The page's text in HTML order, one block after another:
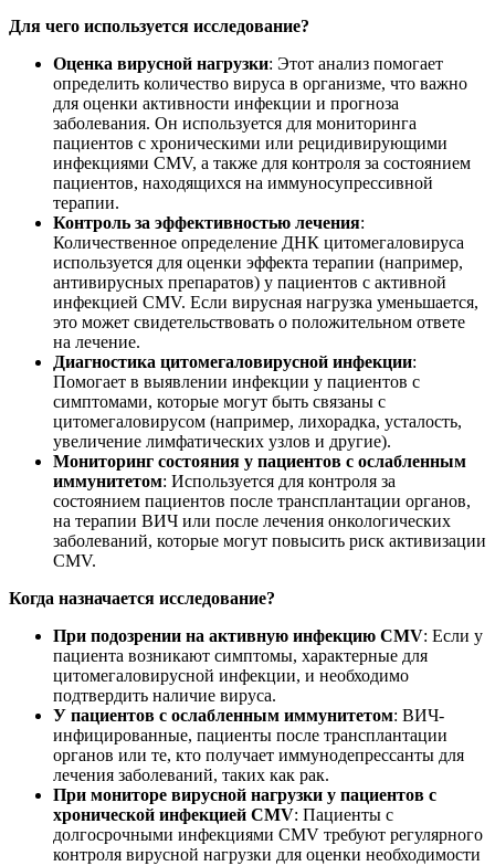
Для чего используется исследование?
Оценка вирусной нагрузки: Этот анализ помогает
определить количество вируса в организме, что важно
для оценки активности инфекции и прогноза
заболевания. Он используется для мониторинга
пациентов с хроническими или рецидивирующими
инфекциями CMV, а также для контроля за состоянием
пациентов, находящихся на иммуносупрессивной
терапии.
Контроль за эффективностью лечения:
Количественное определение ДНК цитомегаловируса
используется для оценки эффекта терапии (например,
антивирусных препаратов) у пациентов с активной
инфекцией CMV. Если вирусная нагрузка уменьшается,
это может свидетельствовать о положительном ответе
на лечение.
Диагностика цитомегаловирусной инфекции:
Помогает в выявлении инфекции у пациентов с
симптомами, которые могут быть связаны с
цитомегаловирусом (например, лихорадка, усталость,
увеличение лимфатических узлов и другие).
Мониторинг состояния у пациентов с ослабленным
иммунитетом: Используется для контроля за
состоянием пациентов после трансплантации органов,
на терапии ВИЧ или после лечения онкологических
заболеваний, которые могут повысить риск активизации
CMV.
Когда назначается исследование?
При подозрении на активную инфекцию CMV: Если у
пациента возникают симптомы, характерные для
цитомегаловирусной инфекции, и необходимо
подтвердить наличие вируса.
У пациентов с ослабленным иммунитетом: ВИЧ-
инфицированные, пациенты после трансплантации
органов или те, кто получает иммунодепрессанты для
лечения заболеваний, таких как рак.
При мониторе вирусной нагрузки у пациентов с
хронической инфекцией CMV: Пациенты с
долгосрочными инфекциями CMV требуют регулярного
контроля вирусной нагрузки для оценки необходимости